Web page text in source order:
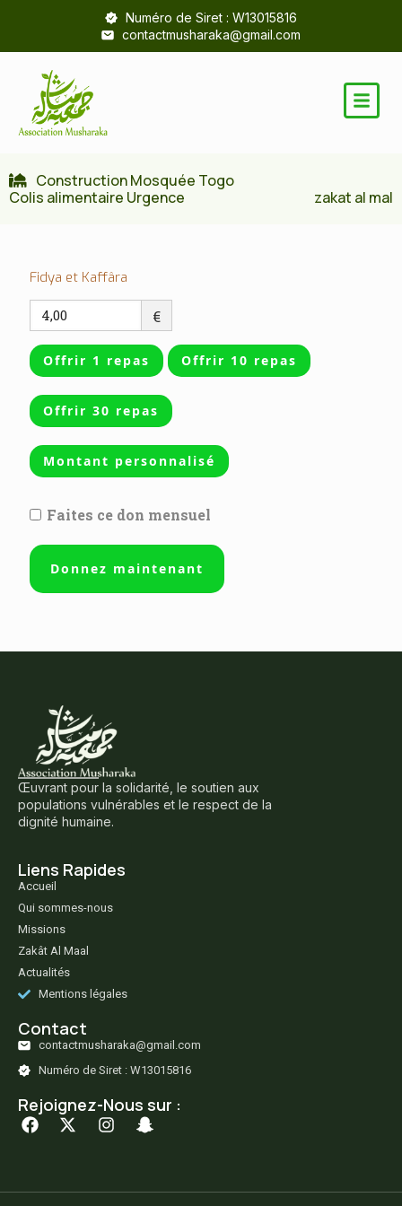
Numéro de Siret : W13015816
contactmusharaka@gmail.com
Construction Mosquée Togo
Colis alimentaire Urgence
zakat al mal
Fidya et Kaffâra
€
Offrir 1 repas Offrir 10 repas
Offrir 30 repas
Montant personnalisé
Faites ce don mensuel
Donnez maintenant
Œuvrant pour la solidarité, le soutien aux
populations vulnérables et le respect de la
dignité humaine.
Liens Rapides
Accueil
Qui sommes-nous
Missions
Zakât Al Maal
Actualités
Mentions légales
Contact
contactmusharaka@gmail.com
Numéro de Siret : W13015816
Rejoignez-Nous sur :